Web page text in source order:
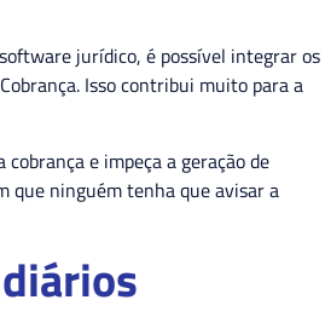
jurídico, é possível integrar os
Isso contribui muito para a
e impeça a geração de
que ninguém tenha que avisar a